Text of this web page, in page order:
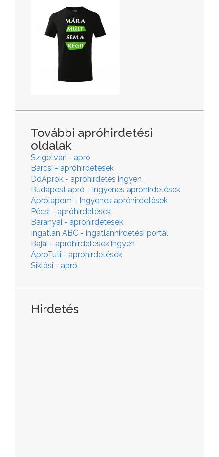
További apróhirdetési
oldalak
Szigetvári - apró
Barcsi - apróhirdetések
DdAprók - apróhirdetés ingyen
Budapest apró - Ingyenes apróhirdetések
Aprólapom - Ingyenes apróhirdetések
Pécsi - apróhirdetések
Baranyai - apróhirdetések
Ingatlan ABC - ingatlanhirdetési portál
Bajai - apróhirdetések ingyen
AproTuti - apróhirdetések
Siklósi - apró
Hirdetés